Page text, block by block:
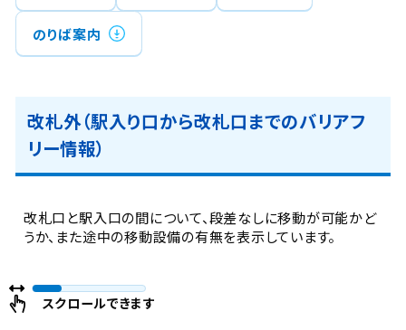
のりば案内
改札外（駅入り口から改札口までのバリアフ
リー情報）
改札口と駅入口の間について、段差なしに移動が可能かど
うか、また途中の移動設備の有無を表示しています。
スクロールできます